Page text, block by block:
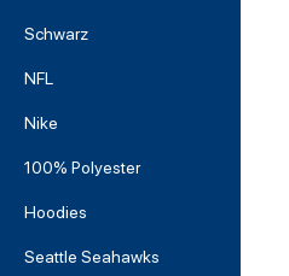
Schwarz
NFL
Nike
100% Polyester
Hoodies
Seattle Seahawks